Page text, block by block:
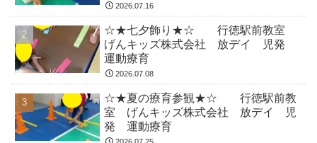
2026.07.16
☆★七夕飾り★☆ 行徳駅前教室
げんキッズ株式会社 放デイ 児発
運動療育
2026.07.08
☆★夏の療育参観★☆ 行徳駅前教
室 げんキッズ株式会社 放デイ 児
発 運動療育